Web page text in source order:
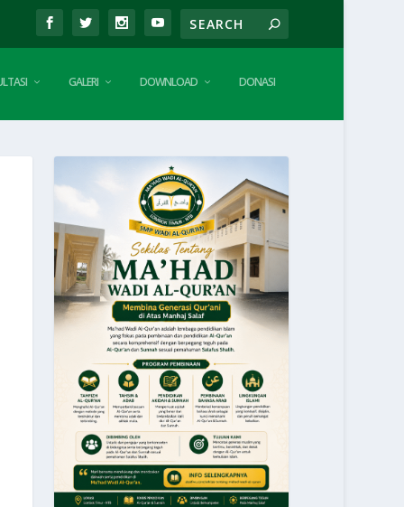
GALERI DOWNLOAD DONASI